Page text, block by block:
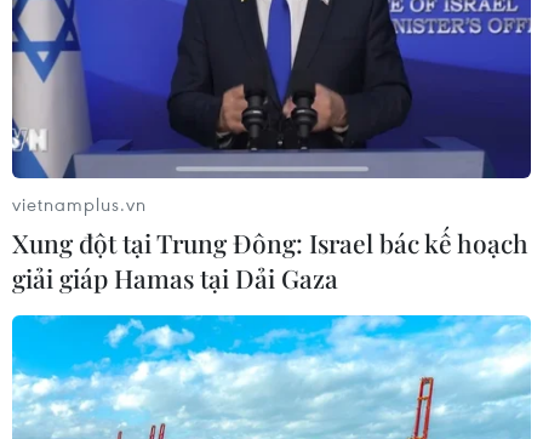
vietnamplus.vn
Xung đột tại Trung Đông: Israel bác kế hoạch
giải giáp Hamas tại Dải Gaza